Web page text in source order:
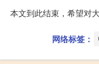
本文到此结束，希望对
网络标签：